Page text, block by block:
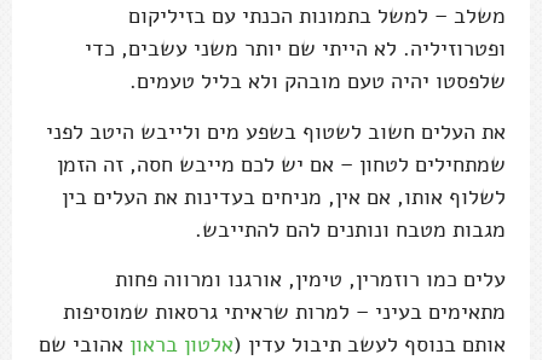
משלב – למשל בתמונות הכנתי עם בזיליקום
ופטרוזיליה. לא הייתי שם יותר משני עשבים, כדי
שלפסטו יהיה טעם מובהק ולא בליל טעמים.
את העלים חשוב לשטוף בשפע מים ולייבש היטב לפני
שמתחילים לטחון – אם יש לכם מייבש חסה, זה הזמן
לשלוף אותו, אם אין, מניחים בעדינות את העלים בין
מגבות מטבח ונותנים להם להתייבש.
עלים כמו רוזמרין, טימין, אורגנו ומרווה פחות
מתאימים בעיני – למרות שראיתי גרסאות שמוסיפות
אותם בנוסף לעשב תיבול עדין (אלטון בראון אהובי שם